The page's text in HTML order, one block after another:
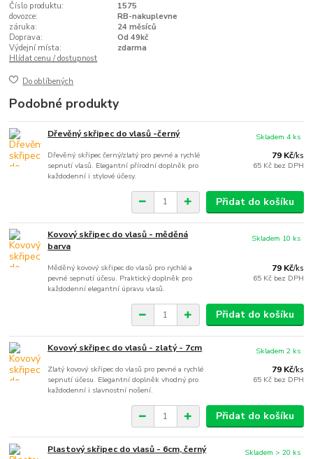
Číslo produktu:
1575
dovozce:
RB-nakuplevne
záruka:
24 měsíců
Doprava:
Od 49kč
Výdejní místa:
zdarma
Hlídat cenu / dostupnost
Do oblíbených
Podobné produkty
Dřevěný skřipec do vlasů -černý
Dřevěný skřipec černý/zlatý pro pevné a rychlé
sepnutí vlasů. Elegantní přírodní doplněk pro
každodenní i stylové účesy.
79 Kč/ks
65 Kč bez DPH
Skladem 4 ks
Přidat do košíku
Kovový skřipec do vlasů - měděná
barva
Měděný kovový skřipec do vlasů pro rychlé a
pevné sepnutí účesu. Praktický doplněk pro
každodenní elegantní úpravu vlasů.
79 Kč/ks
65 Kč bez DPH
Skladem 10 ks
Přidat do košíku
Kovový skřipec do vlasů - zlatý - 7cm
Zlatý kovový skřipec do vlasů pro pevné a rychlé
sepnutí účesu. Elegantní doplněk vhodný pro
každodenní i slavnostní nošení.
79 Kč/ks
65 Kč bez DPH
Skladem 2 ks
Přidat do košíku
Plastový skřipec do vlasů - 6cm, černý Skladem > 20 ks